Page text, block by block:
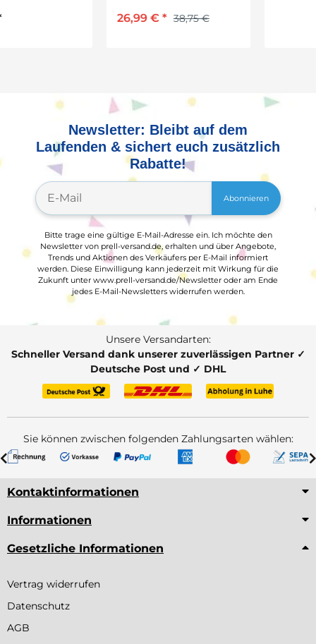
38,75 € 24,99 €
Newsletter: Bleibt auf dem
Laufenden & sichert euch zusätzlich
Rabatte!
Abonnieren
Bitte trage eine gültige E-Mail-Adresse ein. Ich möchte den
Newsletter von prell-versand.de, erhalten und über Angebote,
Trends und Aktionen des Verkäufers per E-Mail informiert
werden. Diese Einwilligung kann jederzeit mit Wirkung für die
Zukunft unter www.prell-versand.de/Newsletter oder am Ende
jedes E-Mail-Newsletters widerrufen werden.
Unsere Versandarten:
Schneller Versand dank unserer zuverlässigen Partner ✓
Deutsche Post und ✓ DHL
Sie können zwischen folgenden Zahlungsarten wählen:
Kontaktinformationen
Informationen
Gesetzliche Informationen
Vertrag widerrufen
Datenschutz
AGB